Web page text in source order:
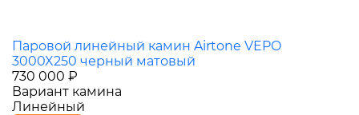
Паровой линейный камин Airtone VEPO
3000X250 черный матовый
730 000 ₽
Вариант камина
Линейный